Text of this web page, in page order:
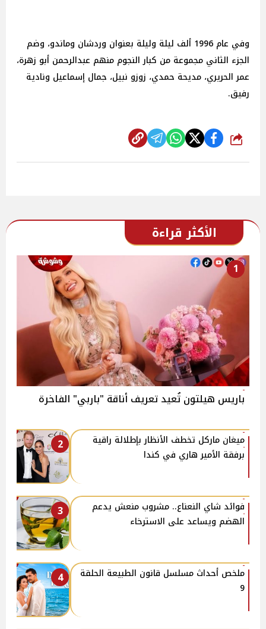
وفي عام 1996 ألف ليلة وليلة بعنوان وردشان وماندو، وضم
الجزء الثاني مجموعة من كبار النجوم منهم عبدالرحمن أبو زهرة،
عمر الحريري، مديحة حمدي، زوزو نبيل، جمال إسماعيل ونادية
رفيق.
شارك
الأكثر قراءة
1
باريس هيلتون تُعيد تعريف أناقة "باربي" الفاخرة
2
ميغان ماركل تخطف الأنظار بإطلالة راقية
برفقة الأمير هاري في كندا
3
فوائد شاي النعناع.. مشروب منعش يدعم
الهضم ويساعد على الاسترخاء
4
ملخص أحداث مسلسل قانون الطبيعة الحلقة
9